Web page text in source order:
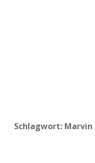
Schlagwort: Marvin